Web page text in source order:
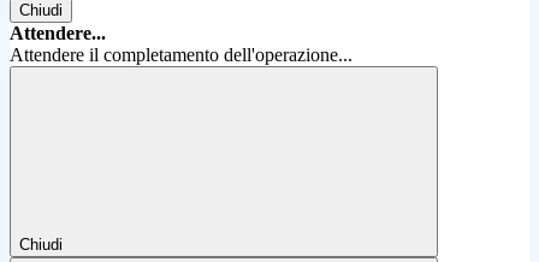
Chiudi
Attendere...
Attendere il completamento dell'operazione...
Chiudi